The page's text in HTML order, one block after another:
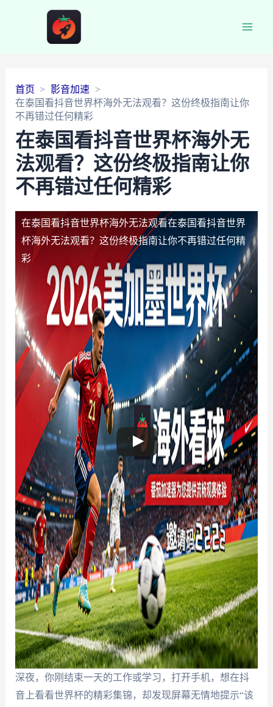
首页
影音加速
在泰国看抖音世界杯海外无法观看？这份终极指南让你
不再错过任何精彩
在泰国看抖音世界杯海外无
法观看？这份终极指南让你
不再错过任何精彩
在泰国看抖音世界杯海外无法观看在泰国看抖音世界
杯海外无法观看？这份终极指南让你不再错过任何精
彩
深夜，你刚结束一天的工作或学习，打开手机，想在抖
音上看看世界杯的精彩集锦，却发现屏幕无情地提示“该